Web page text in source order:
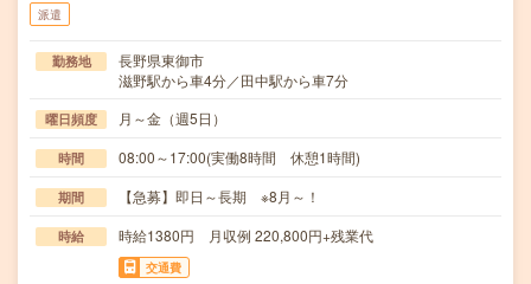
派遣
勤務地
長野県東御市
滋野駅から車4分／田中駅から車7分
曜日頻度 月～金（週5日）
時間 08:00～17:00(実働8時間 休憩1時間)
期間 【急募】即日～長期 ※8月～！
時給 時給1380円 月収例 220,800円+残業代
交通費